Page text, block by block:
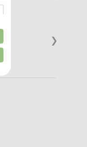
❯